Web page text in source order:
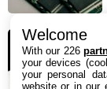
Welcome
With our 226
your devices
your personal
website or in our